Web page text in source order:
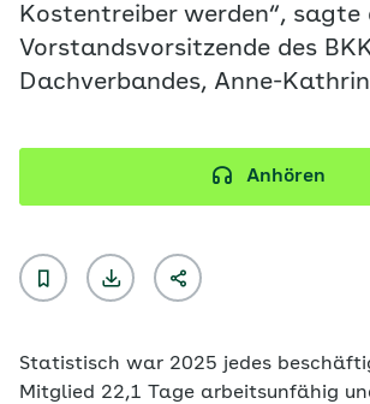
Kostentreiber werden“, sagte
Vorstandsvorsitzende des
Dachverbandes, Anne-
Anhören
Statistisch war 2025 jedes
Mitglied 22,1 Tage arbeitsunfähig